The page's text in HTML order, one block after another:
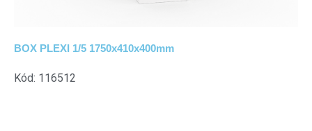
BOX PLEXI 1/5 1750x410x400mm
Kód: 116512